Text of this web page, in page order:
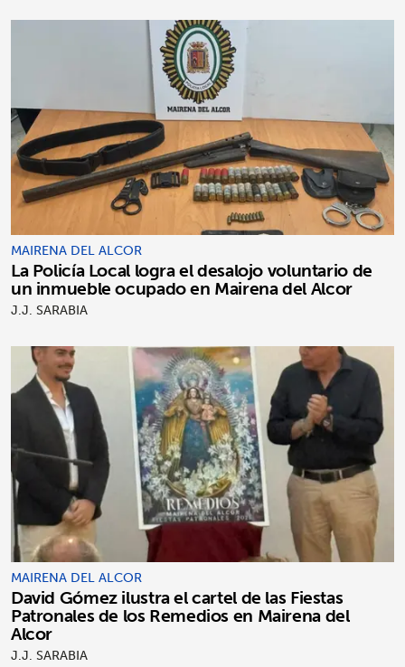
MAIRENA DEL ALCOR
La Policía Local logra el desalojo voluntario de
un inmueble ocupado en Mairena del Alcor
J.J. SARABIA
MAIRENA DEL ALCOR
David Gómez ilustra el cartel de las Fiestas
Patronales de los Remedios en Mairena del
Alcor
J.J. SARABIA